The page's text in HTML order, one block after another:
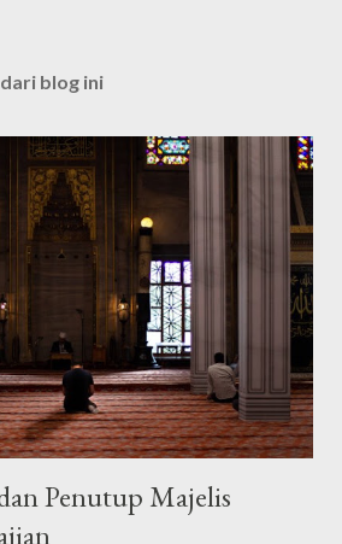
blog ini
Penutup Majelis